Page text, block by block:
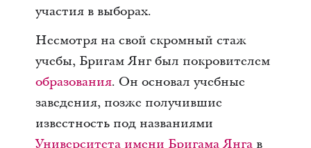
участия в выборах.
Несмотря на свой скромный стаж
учебы, Бригам Янг был покровителем
образования. Он основал учебные
заведения, позже получившие
известность под названиями
Университета имени Бригама Янгав